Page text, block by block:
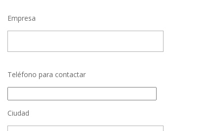
Empresa
Teléfono para contactar
Ciudad